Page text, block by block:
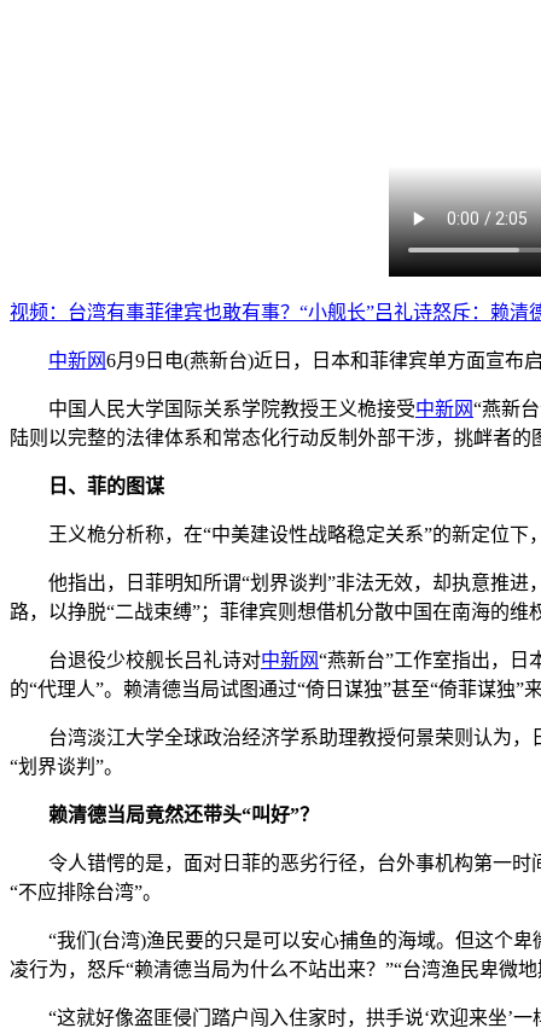
视频：台湾有事菲律宾也敢有事？“小舰长”吕礼诗怒斥：赖清
中新网6月9日电(燕新台)近日，日本和菲律宾单方面宣布
中国人民大学国际关系学院教授王义桅接受中新网“燕新
陆则以完整的法律体系和常态化行动反制外部干涉，挑衅者的
日、菲的图谋
王义桅分析称，在“中美建设性战略稳定关系”的新定位下
他指出，日菲明知所谓“划界谈判”非法无效，却执意推进
路，以挣脱“二战束缚”；菲律宾则想借机分散中国在南海的维
台退役少校舰长吕礼诗对中新网“燕新台”工作室指出，日
的“代理人”。赖清德当局试图通过“倚日谋独”甚至“倚菲谋独
台湾淡江大学全球政治经济学系助理教授何景荣则认为，
“划界谈判”。
赖清德当局竟然还带头“叫好”？
令人错愕的是，面对日菲的恶劣行径，台外事机构第一时
“不应排除台湾”。
“我们(台湾)渔民要的只是可以安心捕鱼的海域。但这个卑
凌行为，怒斥“赖清德当局为什么不站出来？”“台湾渔民卑微
“这就好像盗匪侵门踏户闯入住家时，拱手说‘欢迎来坐’一